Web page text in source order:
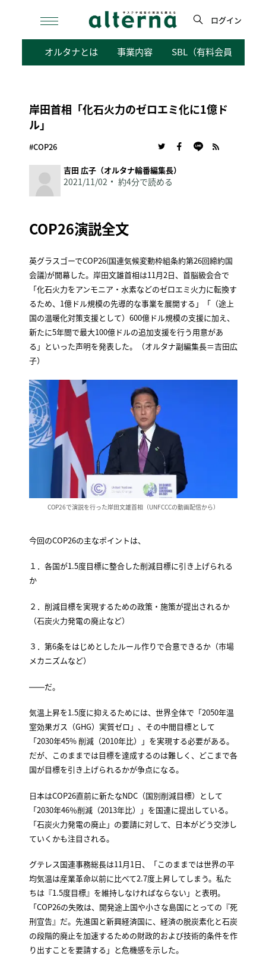
検
ログイン
オルタナとは 事業内容 SBL（有料会員向けサ
岸田首相「化石火力のゼロエミ化に1億ド
ル」
#COP26
吉田 広子（オルタナ輪番編集長）
2021/11/02 約4分で読める
COP26演説全文
英グラスゴーでCOP26(国連気候変動枠組条約第26回締約国
会議)が開幕した。岸田文雄首相は11月2日、首脳級会合で
「化石火力をアンモニア・水素などのゼロエミ火力に転換す
るため、1億ドル規模の先導的な事業を展開する」「（途上
国の温暖化対策支援として）600億ドル規模の支援に加え、
新たに5年間で最大100億ドルの追加支援を行う用意があ
る」といった声明を発表した。（オルタナ副編集長＝吉田広
子）
COP26で演説を行った岸田文雄首相（UNFCCCの動画配信から）
今回のCOP26の主なポイントは、
１．各国が1.5度目標に整合した削減目標に引き上げられる
か
２．削減目標を実現するための政策・施策が提出されるか
（石炭火力発電の廃止など）
３．第6条をはじめとしたルール作りで合意できるか（市場
メカニズムなど）
――だ。
気温上昇を1.5度に抑えるためには、世界全体で「2050年温
室効果ガス（GHG）実質ゼロ」、その中間目標として
「2030年45% 削減（2010年比）」を実現する必要がある。
だが、このままでは目標を達成するのは難しく、どこまで各
国が目標を引き上げられるかが争点になる。
日本はCOP26直前に新たなNDC（国別削減目標）として
「2030年46％削減（2013年比）」を国連に提出している。
「石炭火力発電の廃止」の要請に対して、日本がどう交渉し
ていくかも注目される。
グテレス国連事務総長は11月1日、「このままでは世界の平
均気温は産業革命以前に比べて2.7度上昇してしまう。私た
ちは『1.5度目標』を維持しなければならない」と表明。
「COP26の失敗は、開発途上国や小さな島国にとっての『死
刑宣告』だ。先進国と新興経済国に、経済の脱炭素化と石炭
の段階的廃止を加速するための財政的および技術的条件を作
り出すことを要請する」と危機感を示した。